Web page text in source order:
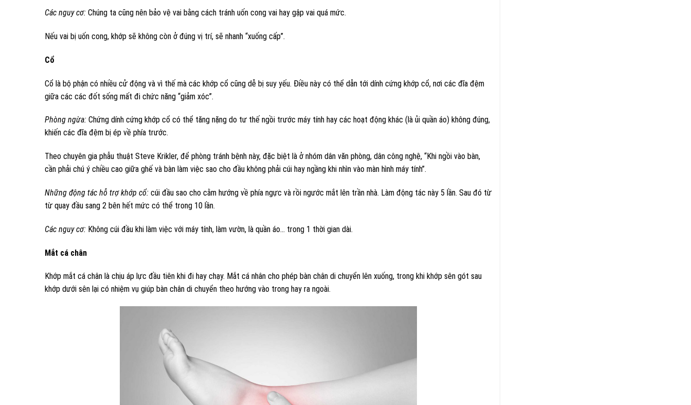
Các nguy cơ: Chúng ta cũng nên bảo vệ vai bằng cách tránh uốn cong vai hay gập vai quá mức.
Nếu vai bị uốn cong, khớp sẽ không còn ở đúng vị trí, sẽ nhanh “xuống cấp”.
Cổ
Cổ là bộ phận có nhiều cử động và vì thế mà các khớp cổ cũng dễ bị suy yếu. Điều này có thể dẫn tới dính cứng khớp cổ, nơi các đĩa đệm
giữa các các đốt sống mất đi chức năng “giảm xóc”.
Phòng ngừa: Chứng dính cứng khớp cổ có thể tăng nặng do tư thế ngồi trước máy tính hay các hoạt động khác (là ủi quần áo) không đúng,
khiến các đĩa đệm bị ép về phía trước.
Theo chuyên gia phẫu thuật Steve Krikler, để phòng tránh bệnh này, đặc biệt là ở nhóm dân văn phòng, dân công nghệ, “Khi ngồi vào bàn,
cần phải chú ý chiều cao giữa ghế và bàn làm việc sao cho đầu không phải cúi hay ngầng khi nhìn vào màn hình máy tính”.
Những động tác hỗ trợ khớp cổ: cúi đầu sao cho cằm hướng về phía ngực và rồi ngước mắt lên trần nhà. Làm động tác này 5 lần. Sau đó từ
từ quay đầu sang 2 bên hết mức có thể trong 10 lần.
Các nguy cơ: Không cúi đầu khi làm việc với máy tính, làm vườn, là quần áo… trong 1 thời gian dài.
Mắt cá chân
Khớp mắt cá chân là chịu áp lực đầu tiên khi đi hay chạy. Mắt cá nhân cho phép bàn chân di chuyển lên xuống, trong khi khớp sên gót sau
khớp dưới sên lại có nhiệm vụ giúp bàn chân di chuyển theo hướng vào trong hay ra ngoài.